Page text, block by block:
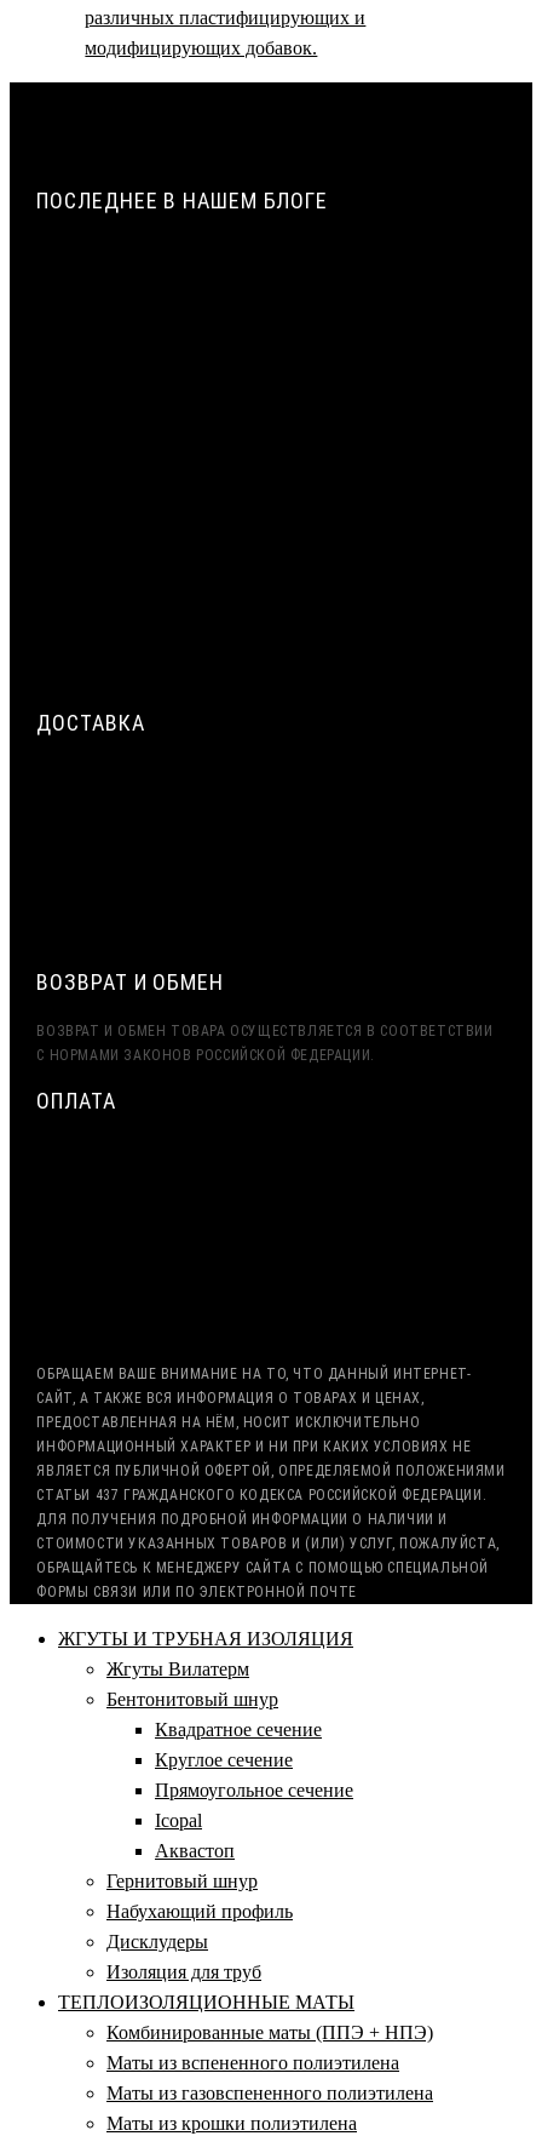
различных пластифицирующих и
модифицирующих добавок.
ПОСЛЕДНЕЕ В НАШЕМ БЛОГЕ
ДОСТАВКА
ВОЗВРАТ И ОБМЕН
ВОЗВРАТ И ОБМЕН ТОВАРА ОСУЩЕСТВЛЯЕТСЯ В СООТВЕТСТВИИ
С НОРМАМИ ЗАКОНОВ РОССИЙСКОЙ ФЕДЕРАЦИИ.
ОПЛАТА
ОБРАЩАЕМ ВАШЕ ВНИМАНИЕ НА ТО, ЧТО ДАННЫЙ ИНТЕРНЕТ-
САЙТ, А ТАКЖЕ ВСЯ ИНФОРМАЦИЯ О ТОВАРАХ И ЦЕНАХ,
ПРЕДОСТАВЛЕННАЯ НА НЁМ, НОСИТ ИСКЛЮЧИТЕЛЬНО
ИНФОРМАЦИОННЫЙ ХАРАКТЕР И НИ ПРИ КАКИХ УСЛОВИЯХ НЕ
ЯВЛЯЕТСЯ ПУБЛИЧНОЙ ОФЕРТОЙ, ОПРЕДЕЛЯЕМОЙ ПОЛОЖЕНИЯМИ
СТАТЬИ 437 ГРАЖДАНСКОГО КОДЕКСА РОССИЙСКОЙ ФЕДЕРАЦИИ.
ДЛЯ ПОЛУЧЕНИЯ ПОДРОБНОЙ ИНФОРМАЦИИ О НАЛИЧИИ И
СТОИМОСТИ УКАЗАННЫХ ТОВАРОВ И (ИЛИ) УСЛУГ, ПОЖАЛУЙСТА,
ОБРАЩАЙТЕСЬ К МЕНЕДЖЕРУ САЙТА С ПОМОЩЬЮ СПЕЦИАЛЬНОЙ
ФОРМЫ СВЯЗИ ИЛИ ПО ЭЛЕКТРОННОЙ ПОЧТЕ
ЖГУТЫ И ТРУБНАЯ ИЗОЛЯЦИЯ
Жгуты Вилатерм
Бентонитовый шнур
Квадратное сечение
Круглое сечение
Прямоугольное сечение
Icopal
Аквастоп
Гернитовый шнур
Набухающий профиль
Дисклудеры
Изоляция для труб
ТЕПЛОИЗОЛЯЦИОННЫЕ МАТЫ
Комбинированные маты (ППЭ + НПЭ)
Маты из вспененного полиэтилена
Маты из газовспененного полиэтилена
Маты из крошки полиэтилена